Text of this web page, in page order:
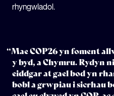
rhyngwladol.
“Mae COP26 yn foment
y byd, a Chymru. Rydyn
eiddgar at gael bod yn
bobl a grwpiau i sicrhau